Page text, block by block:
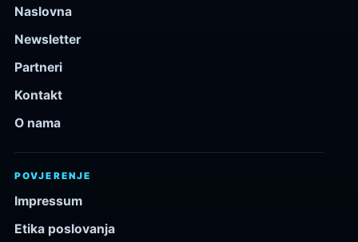
Naslovna
Newsletter
Partneri
Kontakt
O nama
POVJERENJE
Impressum
Etika poslovanja